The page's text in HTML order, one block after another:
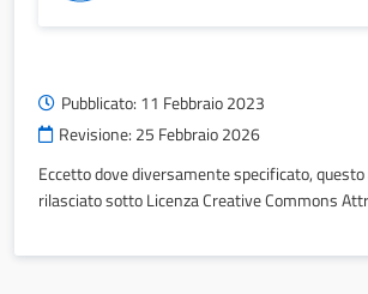
Pubblicato: 11 Febbraio 2023
Revisione: 25 Febbraio 2026
Eccetto dove diversamente specificato,
rilasciato sotto Licenza Creative Commons